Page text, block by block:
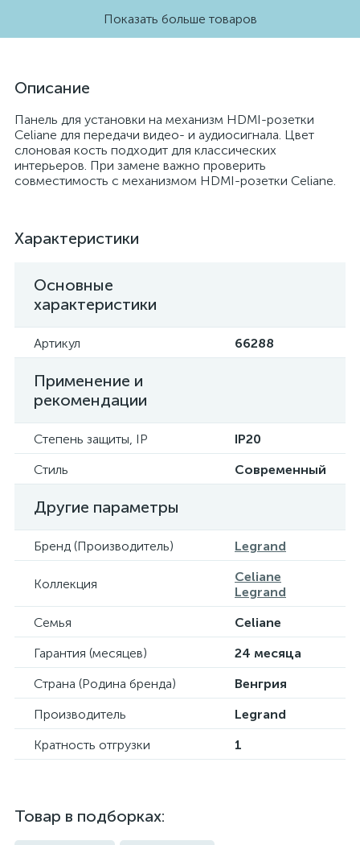
Показать больше товаров
Описание
Панель для установки на механизм HDMI-розетки
Celiane для передачи видео- и аудиосигнала. Цвет
слоновая кость подходит для классических
интерьеров. При замене важно проверить
совместимость с механизмом HDMI-розетки Celiane.
Характеристики
Основные
характеристики
Артикул 66288
Применение и
рекомендации
Степень защиты, IP
IP20
Стиль
Современный
Другие параметры
Бренд (Производитель) Legrand
Коллекция
Celiane
Legrand
Семья
Celiane
Гарантия (месяцев)
24 месяца
Страна (Родина бренда)
Венгрия
Производитель
Legrand
Кратность отгрузки
1
Товар в подборках: